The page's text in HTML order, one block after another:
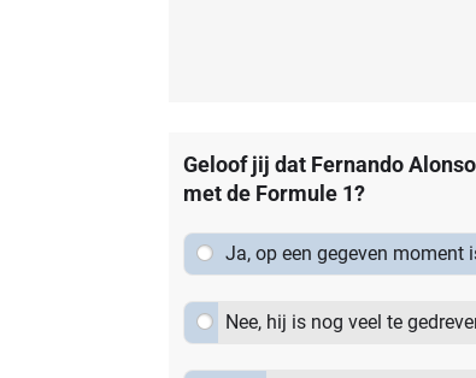
Geloof jij dat Fernando
met de Formule 1?
Ja, op een gegeven moment
Nee, hij is nog veel te